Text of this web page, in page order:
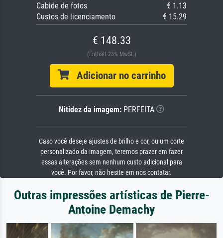
Cabide de fotos
€ 1.13
Custos de licenciamento
€ 15.29
€ 148.33
(Enthält 23% MwSt.)
Adicionar no carrinho
Nitidez da imagem: PERFEITA
Caso você deseje ajustes de brilho e cor, ou um corte
personalizado da imagem, teremos prazer em fazer
essas alterações sem nenhum custo adicional para
você. Por favor, não hesite em nos contatar.
Outras impressões artísticas de Pierre-
Antoine Demachy